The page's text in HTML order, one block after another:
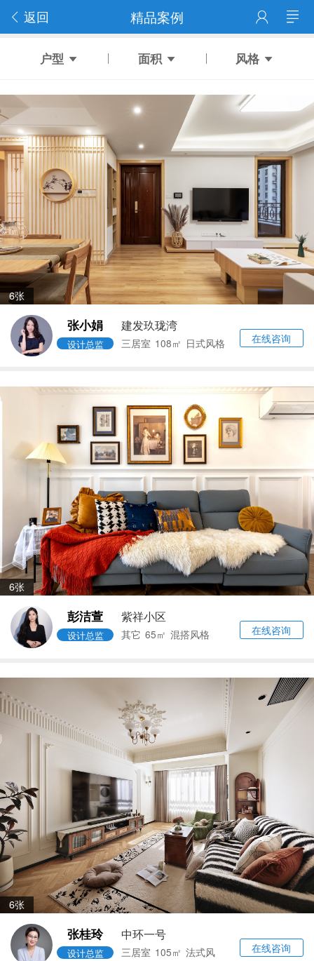
返回 精品案例
户型 面积 风格
6张
张小娟
设计总监
建发玖珑湾
三居室 108㎡ 日式风格 在线咨询
6张
彭洁萱
设计总监
紫祥小区
其它 65㎡ 混搭风格 在线咨询
6张
张桂玲
设计总监
中环一号
三居室 105㎡ 法式风 在线咨询